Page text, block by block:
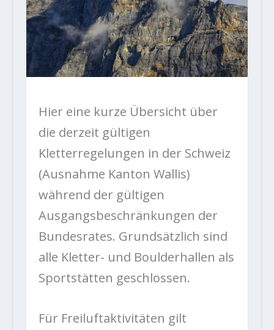
Hier eine kurze Übersicht über
die derzeit gültigen
Kletterregelungen in der Schweiz
(Ausnahme Kanton Wallis)
während der gültigen
Ausgangsbeschränkungen der
Bundesrates. Grundsätzlich sind
alle Kletter- und Boulderhallen als
Sportstätten geschlossen.
Für Freiluftaktivitäten gilt